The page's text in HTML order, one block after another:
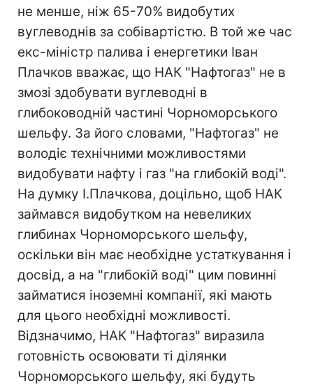
не менше, ніж 65-70% видобутих
вуглеводнів за собівартістю. В той же час
екс-міністр палива і енергетики Іван
Плачков вважає, що НАК "Нафтогаз" не в
змозі здобувати вуглеводні в
глибоководній частині Чорноморського
шельфу. За його словами, "Нафтогаз" не
володіє технічними можливостями
видобувати нафту і газ "на глибокій воді".
На думку І.Плачкова, доцільно, щоб НАК
займався видобутком на невеликих
глибинах Чорноморського шельфу,
оскільки він має необхідне устаткування і
досвід, а на "глибокій воді" цим повинні
займатися іноземні компанії, які мають
для цього необхідні можливості.
Відзначимо, НАК "Нафтогаз" виразила
готовність освоювати ті ділянки
Чорноморського шельфу, які будуть